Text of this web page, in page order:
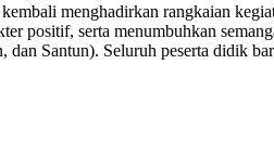
menghadirkan rangkaian
positif, serta menumbuhkan
dan Santun). Seluruh peserta didik